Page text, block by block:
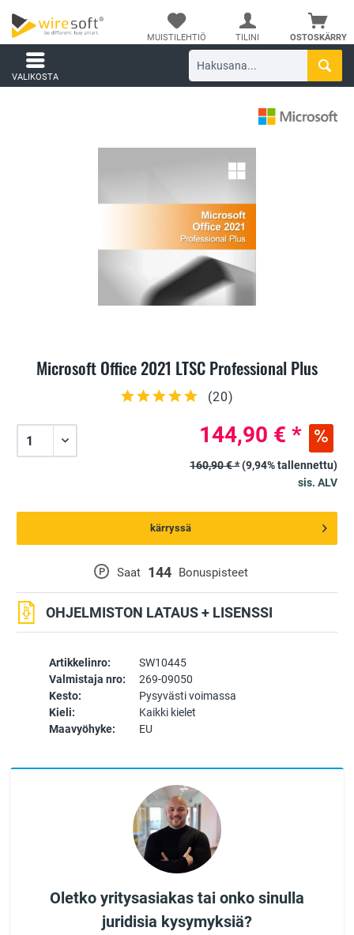
OSTOSKÄRRY
MUISTILEHTIÖ TILINI
VALIKOSTA
Microsoft Office 2021 LTSC Professional Plus
(20)
Artikkelinro:
SW10445
Valmistaja nro:
269-09050
Kesto:
Pysyvästi voimassa
Kieli:
Kaikki kielet
Maavyöhyke:
EU
P Saat 144 Bonuspisteet
OHJELMISTON LATAUS + LISENSSI
144,90 € *
160,90 € *(9,94% tallennettu)
sis. ALV
kärryssä
Oletko yritysasiakas tai onko sinulla
juridisia kysymyksiä?